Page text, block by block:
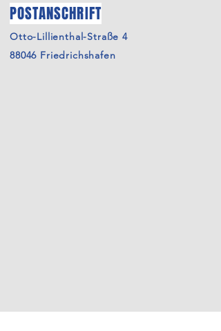
POSTANSCHRIFT
Otto-Lillienthal-Straße 4
88046 Friedrichshafen